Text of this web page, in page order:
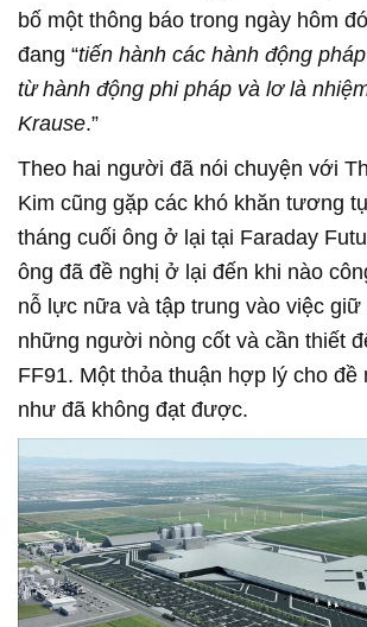
bố một thông báo trong ngày hôm
đang “tiến hành các hành động
từ hành động phi pháp và lơ là
Krause.”
Theo hai người đã nói chuyện với
Kim cũng gặp các khó khăn tương
tháng cuối ông ở lại tại Faraday
ông đã đề nghị ở lại đến khi nào
nỗ lực nữa và tập trung vào việc giữ
những người nòng cốt và cần thiết
FF91. Một thỏa thuận hợp lý cho đề
như đã không đạt được.